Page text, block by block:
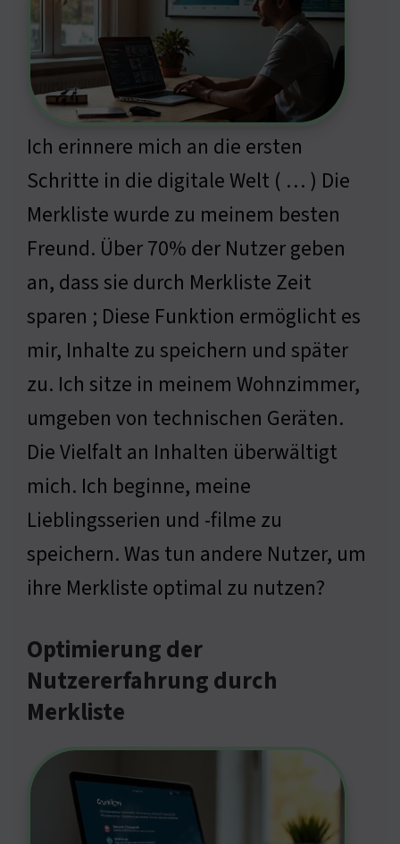
Ich erinnere mich an die ersten
Schritte in die digitale Welt ( … ) Die
Merkliste wurde zu meinem besten
Freund. Über 70% der Nutzer geben
an, dass sie durch Merkliste Zeit
sparen ; Diese Funktion ermöglicht es
mir, Inhalte zu speichern und später
zu. Ich sitze in meinem Wohnzimmer,
umgeben von technischen Geräten.
Die Vielfalt an Inhalten überwältigt
mich. Ich beginne, meine
Lieblingsserien und -filme zu
speichern. Was tun andere Nutzer, um
ihre Merkliste optimal zu nutzen?
Optimierung der
Nutzererfahrung durch
Merkliste